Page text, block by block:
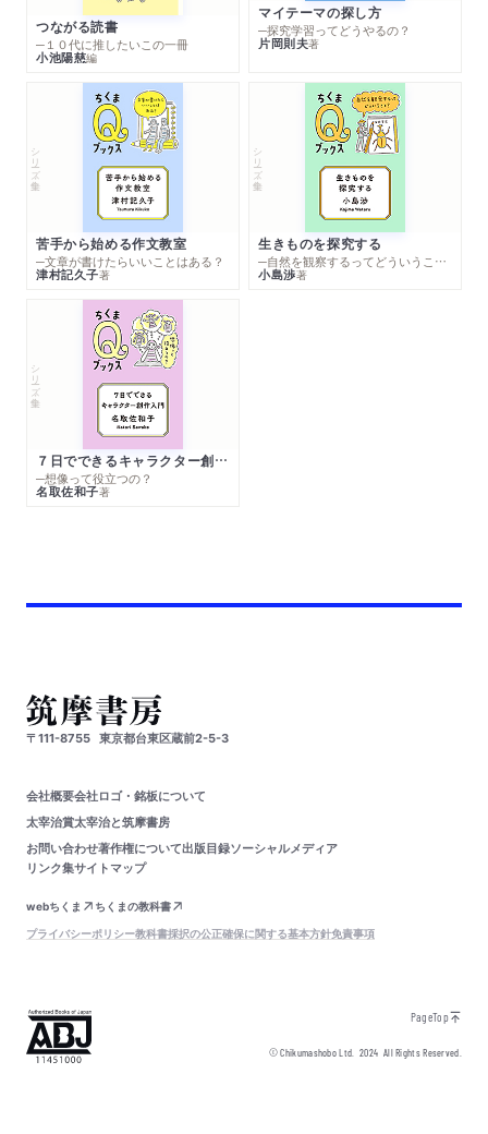
つながる読書
─１０代に推したいこの一冊
小池陽慈編
マイテーマの探し方
─探究学習ってどうやるの？
片岡則夫著
シリーズ・全集
苦手から始める作文教室
─文章が書けたらいいことはある？
津村記久子著
シリーズ・全集
生きものを探究する
─自然を観察するってどういうこと？
小島渉著
シリーズ・全集
７日でできるキャラクター創作入門
─想像って役立つの？
名取佐和子著
〒111-8755 東京都台東区蔵前2-5-3
会社概要会社ロゴ・銘板について
太宰治賞太宰治と筑摩書房
お問い合わせ著作権について出版目録ソーシャルメディア
リンク集サイトマップ
webちくま
ちくまの教科書
プライバシーポリシー教科書採択の公正確保に関する基本方針免責事項
PageTop
© Chikumashobo Ltd.2024 All Rights Reserved.